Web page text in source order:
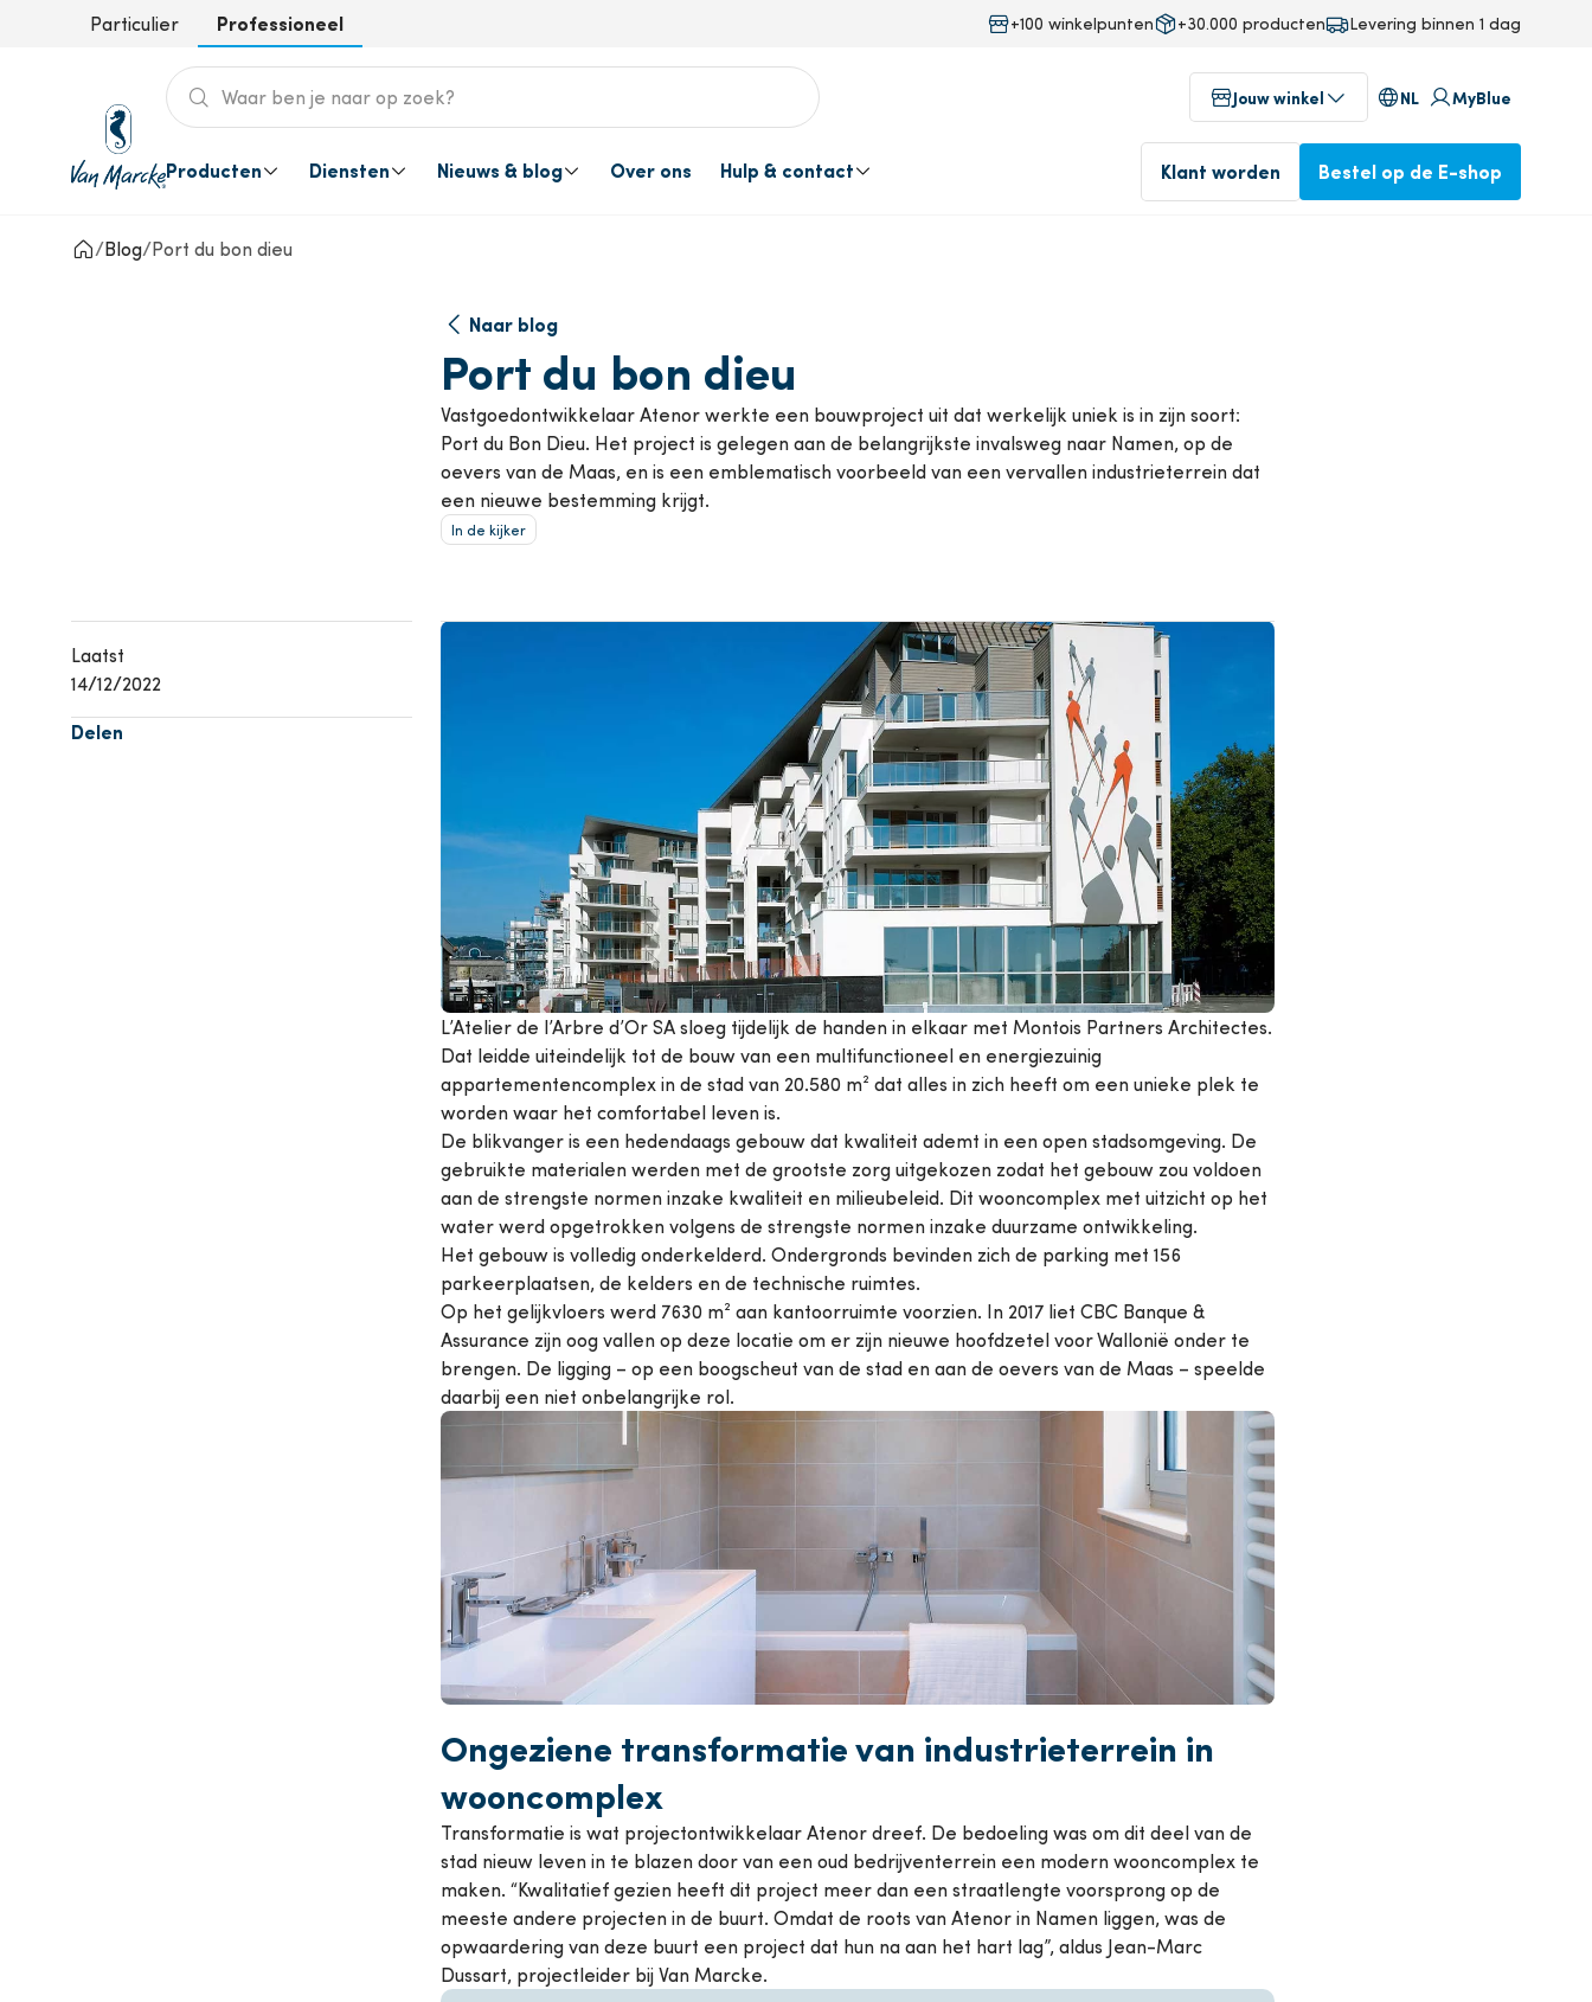
Particulier Professioneel +100 winkelpunten +30.000 producten Levering binnen 1 dag
Jouw winkel NL MyBlue
Producten
Alles van sanitair, HVAC & installatie
Rookgasafvoer
Ventilatie Keukentoebehoren
Bekijk alle producten
Voor 17u besteld, volgende
Bestel op de E-shop
Diensten
Wij staan klaar voor jou en jouw klanten
Offertedienst
Levering op maat van jouw
project
Levering en afhaling
Van Marcke Engineering
Geniet vandaag nog van onze
Nieuws & blog
Blijf op de hoogte van product innovaties
Over ons Hulp & contact
Hulp & contact
Klant worden Bestel op de E-shop
Blog Port du bon dieu
Naar blog
Port du bon dieu
Vastgoedontwikkelaar Atenor werkte een bouwproject uit dat werkelijk uniek is in zijn soort:
Port du Bon Dieu. Het project is gelegen aan de belangrijkste invalsweg naar Namen, op de
oevers van de Maas, en is een emblematisch voorbeeld van een vervallen industrieterrein dat
een nieuwe bestemming krijgt.
In de kijker
Laatst
14/12/2022
Delen
Afbeelding
L’Atelier de l’Arbre d’Or SA sloeg tijdelijk de handen in elkaar met Montois Partners Architectes.
Dat leidde uiteindelijk tot de bouw van een multifunctioneel en energiezuinig
appartementencomplex in de stad van 20.580 m² dat alles in zich heeft om een unieke plek te
worden waar het comfortabel leven is.
De blikvanger is een hedendaags gebouw dat kwaliteit ademt in een open stadsomgeving. De
gebruikte materialen werden met de grootste zorg uitgekozen zodat het gebouw zou voldoen
aan de strengste normen inzake kwaliteit en milieubeleid. Dit wooncomplex met uitzicht op het
water werd opgetrokken volgens de strengste normen inzake duurzame ontwikkeling.
Het gebouw is volledig onderkelderd. Ondergronds bevinden zich de parking met 156
parkeerplaatsen, de kelders en de technische ruimtes.
Op het gelijkvloers werd 7630 m² aan kantoorruimte voorzien. In 2017 liet CBC Banque &
Assurance zijn oog vallen op deze locatie om er zijn nieuwe hoofdzetel voor Wallonië onder te
brengen. De ligging – op een boogscheut van de stad en aan de oevers van de Maas – speelde
daarbij een niet onbelangrijke rol.
Ongeziene transformatie van industrieterrein in
wooncomplex
Transformatie is wat projectontwikkelaar Atenor dreef. De bedoeling was om dit deel van de
stad nieuw leven in te blazen door van een oud bedrijventerrein een modern wooncomplex te
maken. “Kwalitatief gezien heeft dit project meer dan een straatlengte voorsprong op de
meeste andere projecten in de buurt. Omdat de roots van Atenor in Namen liggen, was de
opwaardering van deze buurt een project dat hun na aan het hart lag”, aldus Jean-Marc
Dussart, projectleider bij Van Marcke.